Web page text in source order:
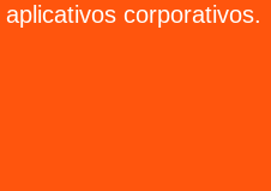
corporativos.